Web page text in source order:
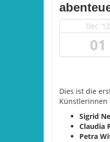
Dec '12
01
Dies ist die
Künstlerinnen
Sigrid
Claudia
Petra